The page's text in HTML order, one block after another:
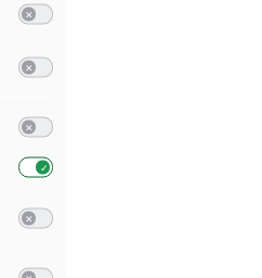
zu Erstellung von Profilen für personalisierte
zu Verwendung von Profilen zur Auswahl
zu Messung der Werbeleistung
zu Messung der Performance von Inhalten
zu Analyse von Zielgruppen durch Statistiken